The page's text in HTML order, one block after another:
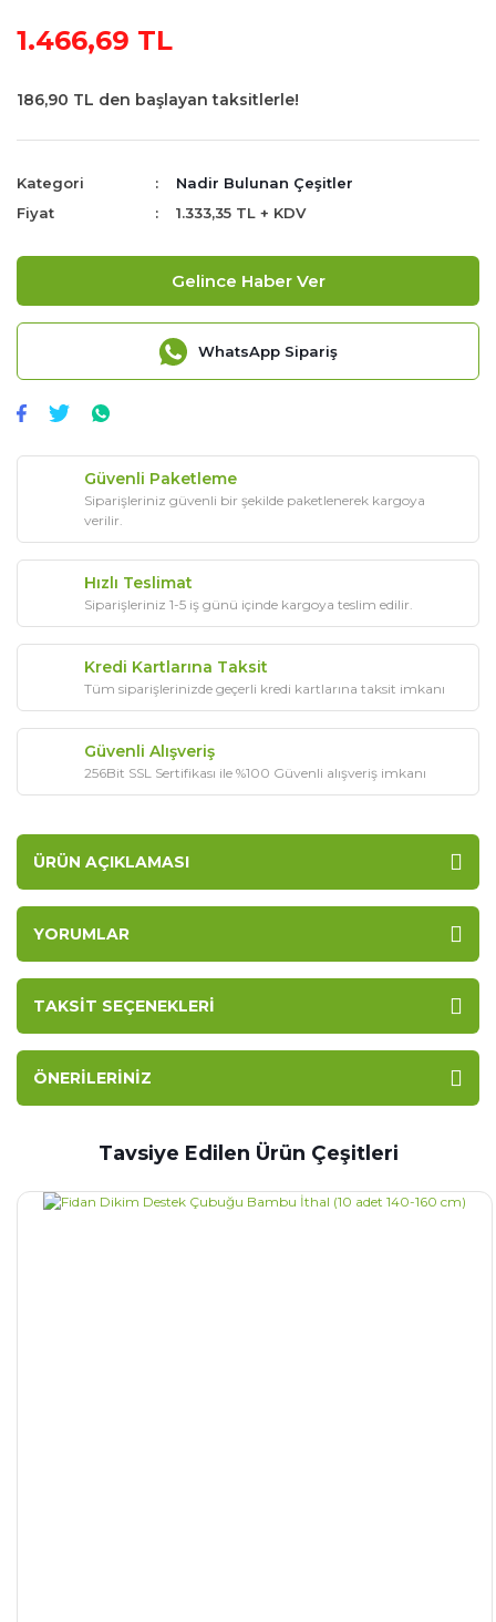
1.466,69 TL
186,90 TL den başlayan taksitlerle!
Kategori
Nadir Bulunan Çeşitler
Fiyat
1.333,35 TL + KDV
Gelince Haber Ver
WhatsApp Sipariş
Güvenli Paketleme
Siparişleriniz güvenli bir şekilde paketlenerek kargoya
verilir.
Hızlı Teslimat
Siparişleriniz 1-5 iş günü içinde kargoya teslim edilir.
Kredi Kartlarına Taksit
Tüm siparişlerinizde geçerli kredi kartlarına taksit imkanı
Güvenli Alışveriş
256Bit SSL Sertifikası ile %100 Güvenli alışveriş imkanı
ÜRÜN AÇIKLAMASI
YORUMLAR
TAKSIT SEÇENEKLERI
ÖNERILERINIZ
Tavsiye Edilen Ürün Çeşitleri